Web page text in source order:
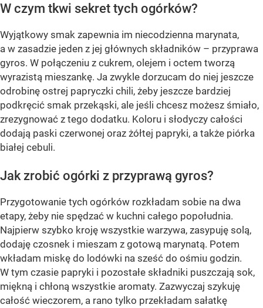
W czym tkwi sekret tych ogórków?
Wyjątkowy smak zapewnia im niecodzienna marynata,
a w zasadzie jeden z jej głównych składników – przyprawa
gyros. W połączeniu z cukrem, olejem i octem tworzą
wyrazistą mieszankę. Ja zwykle dorzucam do niej jeszcze
odrobinę ostrej papryczki chili, żeby jeszcze bardziej
podkręcić smak przekąski, ale jeśli chcesz możesz śmiało,
zrezygnować z tego dodatku. Koloru i słodyczy całości
dodają paski czerwonej oraz żółtej papryki, a także piórka
białej cebuli.
Jak zrobić ogórki z przyprawą gyros?
Przygotowanie tych ogórków rozkładam sobie na dwa
etapy, żeby nie spędzać w kuchni całego popołudnia.
Najpierw szybko kroję wszystkie warzywa, zasypuję solą,
dodaję czosnek i mieszam z gotową marynatą. Potem
wkładam miskę do lodówki na sześć do ośmiu godzin.
W tym czasie papryki i pozostałe składniki puszczają sok,
miękną i chłoną wszystkie aromaty. Zazwyczaj szykuję
całość wieczorem, a rano tylko przekładam sałatkę